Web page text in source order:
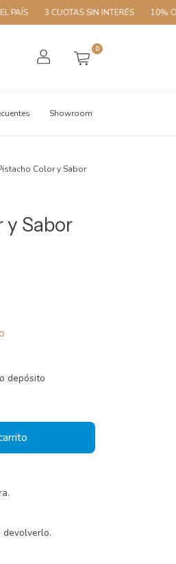
3 CUOTAS SIN INTERÉS 10% OFF CON
0
Showroom
Color y Sabor
y Sabor
depósito